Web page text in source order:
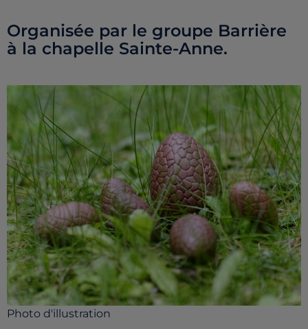
Organisée par le groupe Barrière
à la chapelle Sainte-Anne.
Photo d'illustration